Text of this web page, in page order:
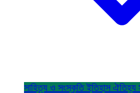
সাহিত্য ও সংস্কৃতিইতিহাস ঐতিহ্য